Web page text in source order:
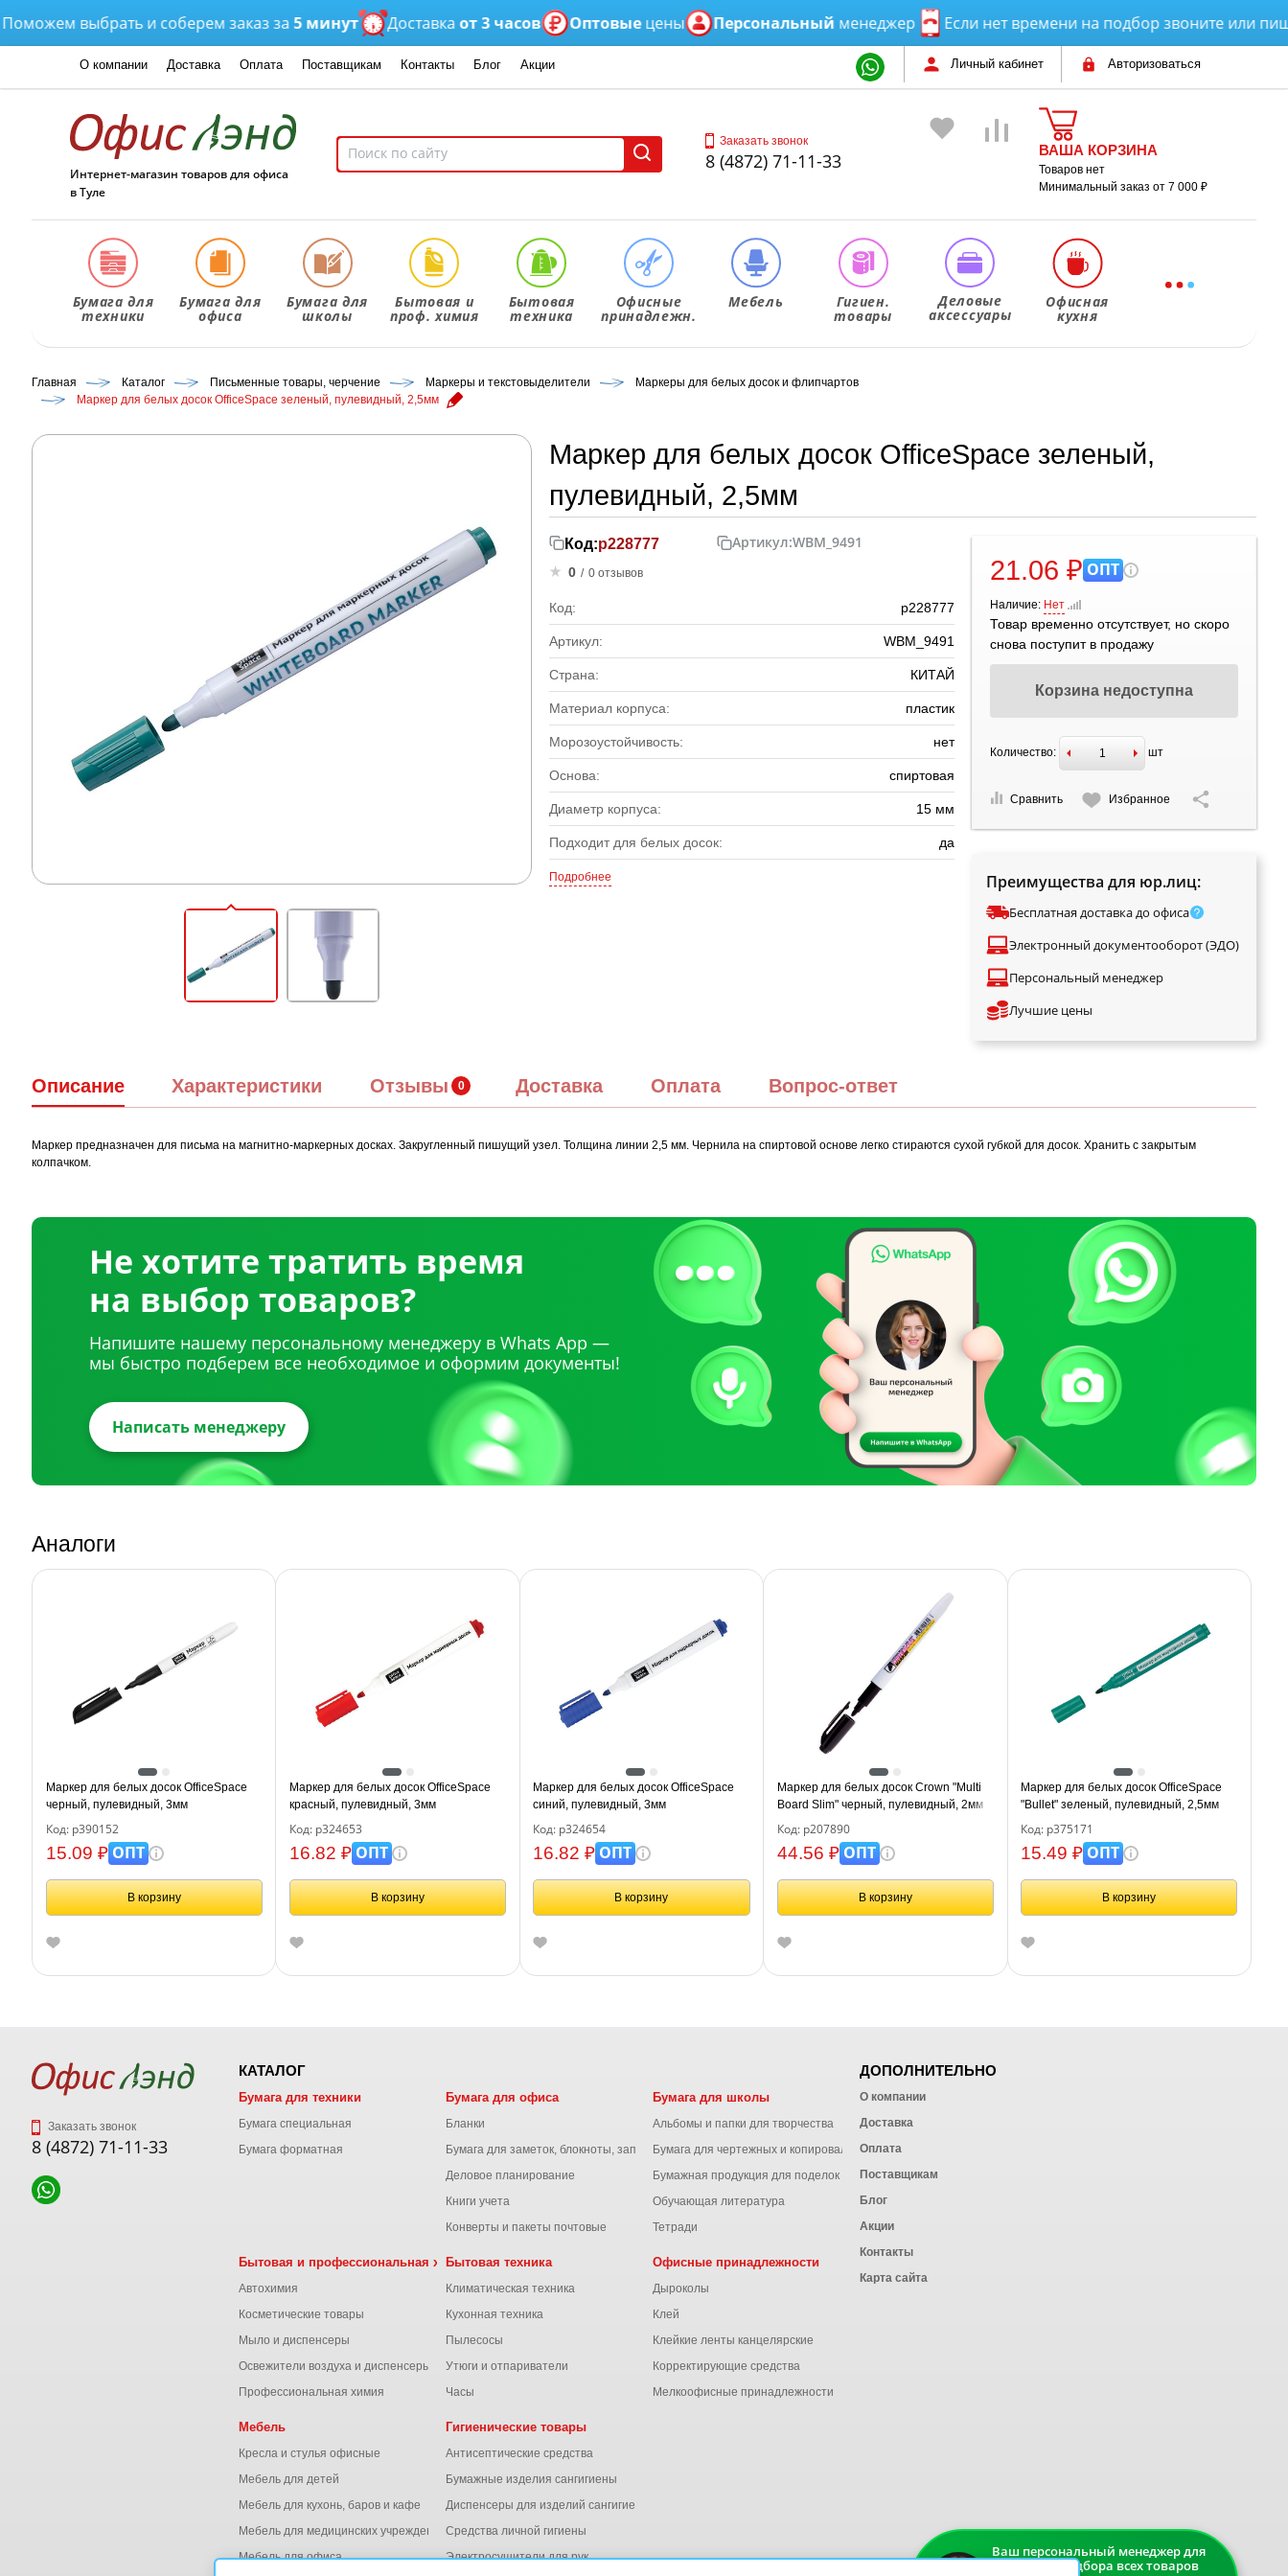
выбрать и соберем заказ за5 минут Доставкаот 3 часов Оптовыецены Персональныйменеджер Если нет времени на подбор звоните или
Личный кабинет Авторизоваться
О компании Доставка Оплата Поставщикам Контакты Блог Акции
Интернет-магазин товаров для офиса
в Туле
Заказать звонок
8 (4872) 71-11-33 ВАША КОРЗИНА
Товаров нет
Минимальный заказ от 7 000 ₽
Бумага для
техники
Бумага для
офиса
Бумага для
школы
Бытовая и
проф. химия
Бытовая
техника
Офисные
принадлежн.
Мебель Гигиен.
товары
Деловые
аксессуары
Офисная
кухня
Главная Каталог Письменные товары, черчение Маркеры и текстовыделители
Маркеры для белых досок и флипчартов
Маркер для белых досок OfficeSpace зеленый, пулевидный, 2,5мм
Маркер для белых досок OfficeSpace зеленый,
пулевидный, 2,5мм
Код:р228777 Артикул:WBM_9491
0 / 0 отзывов
Код: р228777
Артикул: WBM_9491
Страна: КИТАЙ
Материал корпуса: пластик
Морозоустойчивость: нет
Основа: спиртовая
Диаметр корпуса: 15 мм
Подходит для белых досок: да
Подробнее
21.06 ₽ ОПТ
Наличие: Нет
Товар временно отсутствует, но скоро
снова поступит в продажу
Корзина недоступна
Количество: шт
Сравнить Избранное
Преимущества для юр.лиц:
Бесплатная доставка до офиса
Электронный документооборот (ЭДО)
Персональный менеджер
Лучшие цены
Описание Характеристики Отзывы Доставка Оплата Вопрос-ответ
Маркер предназначен для письма на магнитно-маркерных досках. Закругленный пишущий узел. Толщина линии 2,5 мм. Чернила на спиртовой основе легко стираются сухой губкой для досок. Хранить с закрытым
колпачком.
Не хотите тратить время
на выбор товаров?
Напишите нашему персональному менеджеру в Whats App —
мы быстро подберем все необходимое и оформим документы!
Написать менеджеру
Аналоги
Маркер для белых досок OfficeSpace
черный, пулевидный, 3мм
Код: р390152
15.09 ₽ОПТ
В корзину
Маркер для белых досок OfficeSpace
красный, пулевидный, 3мм
Код: р324653
16.82 ₽ОПТ
В корзину
Маркер для белых досок OfficeSpace
синий, пулевидный, 3мм
Код: р324654
16.82 ₽ОПТ
В корзину
Маркер для белых досок Crown "Multi
Board Slim" черный, пулевидный, 2мм
Код: р207890
44.56 ₽ОПТ
В корзину
Маркер для белых досок OfficeSpace
"Bullet" зеленый, пулевидный, 2,5мм
Код: р375171
15.49 ₽ОПТ
В корзину
Заказать звонок
8 (4872) 71-11-33
КАТАЛОГ
Бумага для техники
Бумага специальная
Бумага форматная
Бумага для офиса
Бланки
Бумага для заметок, блокноты, записные книжки
Деловое планирование
Книги учета
Конверты и пакеты почтовые
Бумага для школы
Альбомы и папки для творчества
Бумага для чертежных и копировальных работ
Бумажная продукция для поделок
Обучающая литература
Тетради
Бытовая и профессиональная химия
Автохимия
Косметические товары
Мыло и диспенсеры
Освежители воздуха и диспенсеры
Профессиональная химия
Бытовая техника
Климатическая техника
Кухонная техника
Пылесосы
Утюги и отпариватели
Часы
Офисные принадлежности
Дыроколы
Клей
Клейкие ленты канцелярские
Корректирующие средства
Мелкоофисные принадлежности
Мебель
Кресла и стулья офисные
Мебель для детей
Мебель для кухонь, баров и кафе
Мебель для медицинских учреждений
Мебель для офиса
Гигиенические товары
Антисептические средства
Бумажные изделия сангигиены
Диспенсеры для изделий сангигиены
Средства личной гигиены
Электросушители для рук
ДОПОЛНИТЕЛЬНО
О компании
Доставка
Оплата
Поставщикам
Блог
Акции
Контакты
Карта сайта
Ваш персональный менеджер для
быстрого подбора всех товаров